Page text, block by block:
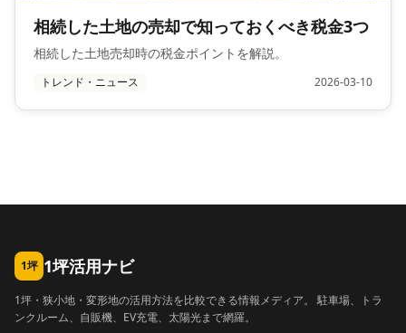
相続した土地の売却で知っておくべき税金3つ
相続した土地売却時の税金ポイントを解説。
トレンド・ニュース 2026-03-10
1坪 1坪活用ナビ
1坪・狭小地・変形地の活用方法を比較できる情報メディア。 駐車場、トラ
ンクルーム、自販機、EV充電、太陽光まで網羅。